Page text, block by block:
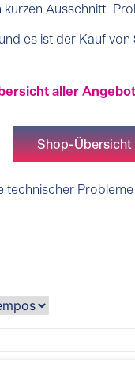
kurzen Ausschnitt
es ist der Kauf von
aller
Shop-Übersicht
technischer